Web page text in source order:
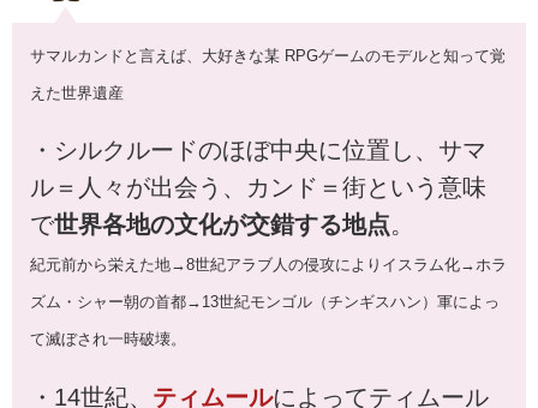
サマルカンドと言えば、大好きな某 RPGゲームのモデルと知って覚
えた世界遺産
・シルクルードのほぼ中央に位置し、サマ
ル＝人々が出会う、カンド＝街という意味
で世界各地の文化が交錯する地点。
紀元前から栄えた地→8世紀アラブ人の侵攻によりイスラム化→ホラ
ズム・シャー朝の首都→13世紀モンゴル（チンギスハン）軍によっ
て滅ぼされ一時破壊。
・14世紀、 ティムールによってティムール